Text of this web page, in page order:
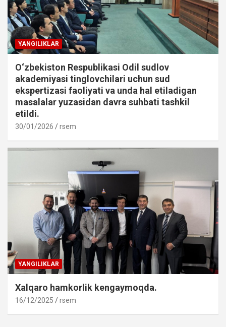
YANGILIKLAR
O‘zbekiston Respublikasi Odil sudlov
akademiyasi tinglovchilari uchun sud
ekspertizasi faoliyati va unda hal etiladigan
masalalar yuzasidan davra suhbati tashkil
etildi.
30/01/2026 rsem
YANGILIKLAR
Xalqaro hamkorlik kengaymoqda.
16/12/2025 rsem